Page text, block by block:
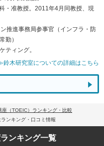
・准教授。2011年4月同教授、現
推進事務局参事官（インフラ・防
勤）
ティング。
木研究室についての詳細はこちら
座（TOEIC）ランキング・比較
ンキング・口コミ情報
ランキング一覧